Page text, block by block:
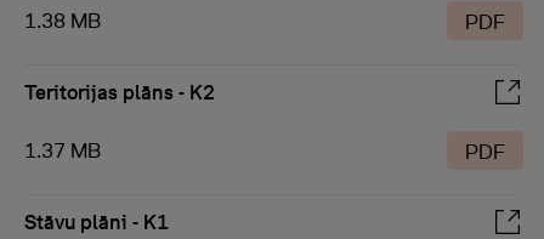
1.38 MB PDF
Teritorijas plāns - K2
1.37 MB PDF
Stāvu plāni - K1